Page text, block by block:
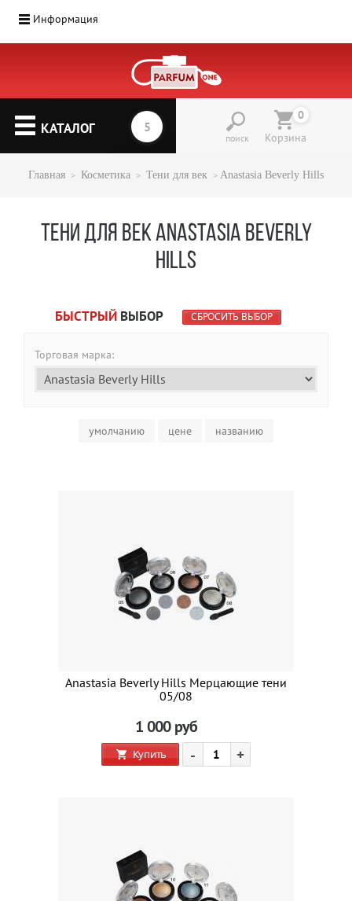
Информация
КАТАЛОГ
поиск
0
Корзина
Главная Косметика Тени для век Anastasia Beverly Hills
ТЕНИ ДЛЯ ВЕК ANASTASIA BEVERLY
HILLS
БЫСТРЫЙ ВЫБОР СБРОСИТЬ ВЫБОР
Торговая марка:
умолчанию цене названию
Anastasia Beverly Hills Мерцающие тени
05/08
1 000 руб
Купить - +